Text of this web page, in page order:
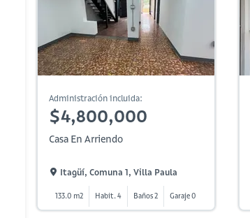
Administración incluida:
$4,800,000
Casa En Arriendo
Itagüí, Comuna 1, Villa Paula
133.0 m2 Habit. 4 Baños 2 Garaje 0